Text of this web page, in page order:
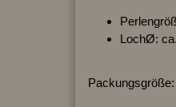
LochØ:
Packungsgröße: